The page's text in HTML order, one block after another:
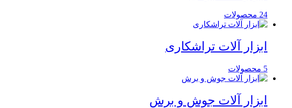
24 محصولات
ابزار آلات تراشکاری
5 محصولات
ابزار آلات جوش و برش